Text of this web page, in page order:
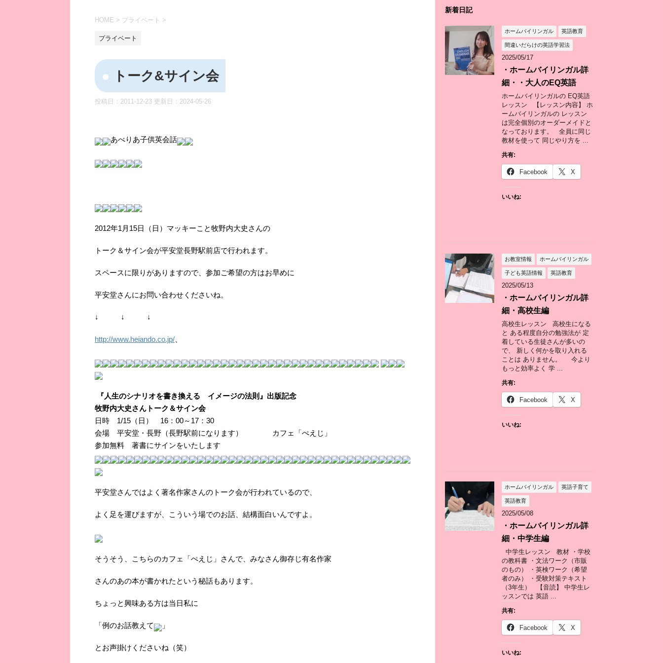
HOME > プライベート >
プライベート
トーク&サイン会
投稿日：2011-12-23 更新日： 2024-05-26
あべりあ子供英会話
2012年1月15日（日）マッキーこと牧野内大史さんの
トーク＆サイン会が平安堂長野駅前店で行われます。
スペースに限りがありますので、参加ご希望の方はお早めに
平安堂さんにお問い合わせくださいね。
↓ ↓ ↓
http://www.heiando.co.jp/
『人生のシナリオを書き換える イメージの法則』出版記念
牧野内大史さんトーク＆サイン会
日時 1/15（日） 16：00～17：30
会場 平安堂・長野（長野駅前になります） カフェ「ぺえじ」
参加無料 著書にサインをいたします
平安堂さんではよく著名作家さんのトーク会が行われているので、
よく足を運びますが、こういう場でのお話、結構面白いんですよ。
そうそう、こちらのカフェ「ぺえじ」さんで、みなさん御存じ有名作家
さんのあの本が書かれたという秘話もあります。
ちょっと興味ある方は当日私に
「例のお話教えて 」
とお声掛けくださいね（笑）
新着日記
ホームバイリンガル 英語教育
間違いだらけの英語学習法
2025/05/17
・ホームバイリンガル詳
細・・大人のEQ英語
ホームバイリンガルの EQ英語
レッスン 【レッスン内容】 ホ
ームバイリンガルの レッスン
は完全個別のオーダーメイドと
なっております。 全員に同じ
教材を使って 同じやり方を ...
共有:
Facebook X
いいね:
お教室情報 ホームバイリンガル
子ども英語情報 英語教育
2025/05/13
・ホームバイリンガル詳
細・高校生編
高校生レッスン 高校生になる
と ある程度自分の勉強法が 定
着している生徒さんが多いの
で、 新しく何かを取り入れる
ことは ありません。 今より
もっと効率よく 学 ...
共有:
Facebook X
いいね:
ホームバイリンガル 英語子育て
英語教育
2025/05/08
・ホームバイリンガル詳
細・中学生編
中学生レッスン 教材 ・学校
の教科書 ・文法ワーク（市販
のもの） ・英検ワーク（希望
者のみ） ・受験対策テキスト
（3年生） 【音読】 中学生レ
ッスンでは 英語 ...
共有:
Facebook X
いいね: